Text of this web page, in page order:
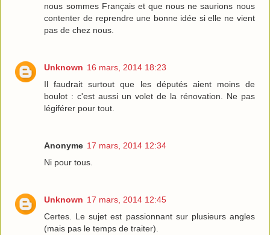
nous sommes Français et que nous ne saurions nous
contenter de reprendre une bonne idée si elle ne vient
pas de chez nous.
Unknown 16 mars, 2014 18:23
Il faudrait surtout que les députés aient moins de
boulot : c'est aussi un volet de la rénovation. Ne pas
légiférer pour tout.
Anonyme 17 mars, 2014 12:34
Ni pour tous.
Unknown 17 mars, 2014 12:45
Certes. Le sujet est passionnant sur plusieurs angles
(mais pas le temps de traiter).